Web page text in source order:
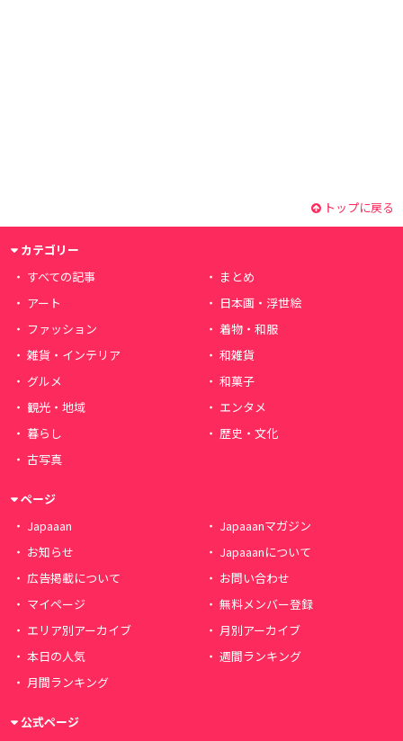
トップに戻る
カテゴリー
すべての記事
まとめ
アート
日本画・浮世絵
ファッション
着物・和服
雑貨・インテリア
和雑貨
グルメ
和菓子
観光・地域
エンタメ
暮らし
歴史・文化
古写真
ページ
Japaaan
Japaaanマガジン
お知らせ
Japaaanについて
広告掲載について
お問い合わせ
マイページ
無料メンバー登録
エリア別アーカイブ
月別アーカイブ
本日の人気
週間ランキング
月間ランキング
公式ページ